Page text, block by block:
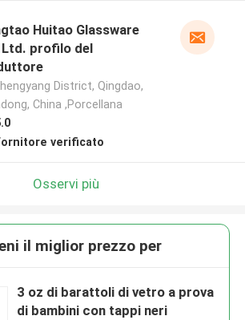
Huitao Glassware
Ltd. profilo del
District, Qingdao,
China ,Porcellana
verificato
Osservi più
il miglior prezzo per
3 oz di barattoli di vetro a prova
di bambini con tappi neri